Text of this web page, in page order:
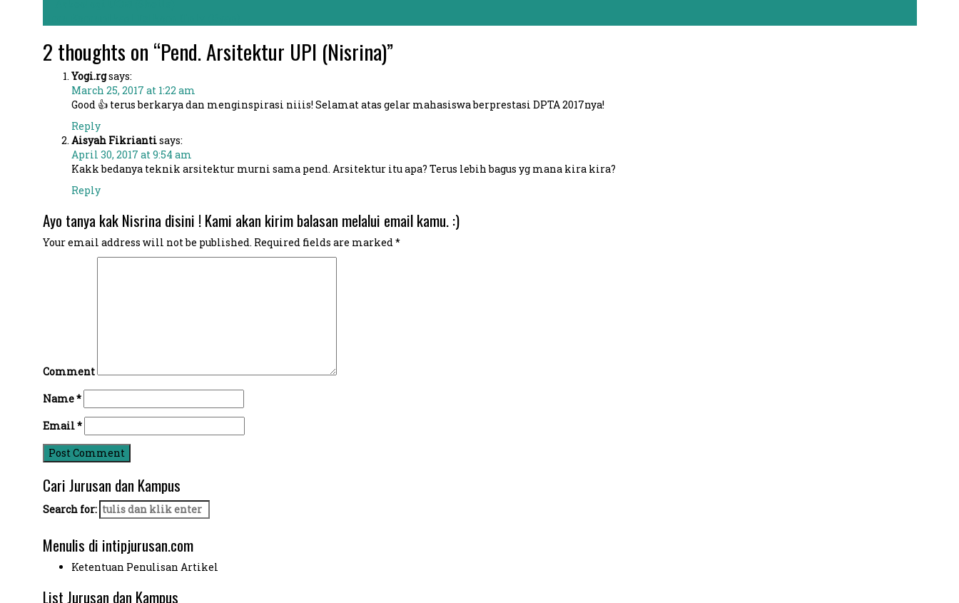
2 thoughts on “Pend. Arsitektur UPI (Nisrina)”
Yogi.rgsays:
March 25, 2017 at 1:22 am
Good 👍 terus berkarya dan menginspirasi niiis! Selamat atas gelar mahasiswa berprestasi DPTA 2017nya!
Reply
Aisyah Fikriantisays:
April 30, 2017 at 9:54 am
Kakk bedanya teknik arsitektur murni sama pend. Arsitektur itu apa? Terus lebih bagus yg mana kira kira?
Reply
Ayo tanya kak Nisrina disini ! Kami akan kirim balasan melalui email kamu. :)
Your email address will not be published. Required fields are marked*
Comment
Name*
Email*
Cari Jurusan dan Kampus
Search for:
Menulis di intipjurusan.com
Ketentuan Penulisan Artikel
List Jurusan dan Kampus